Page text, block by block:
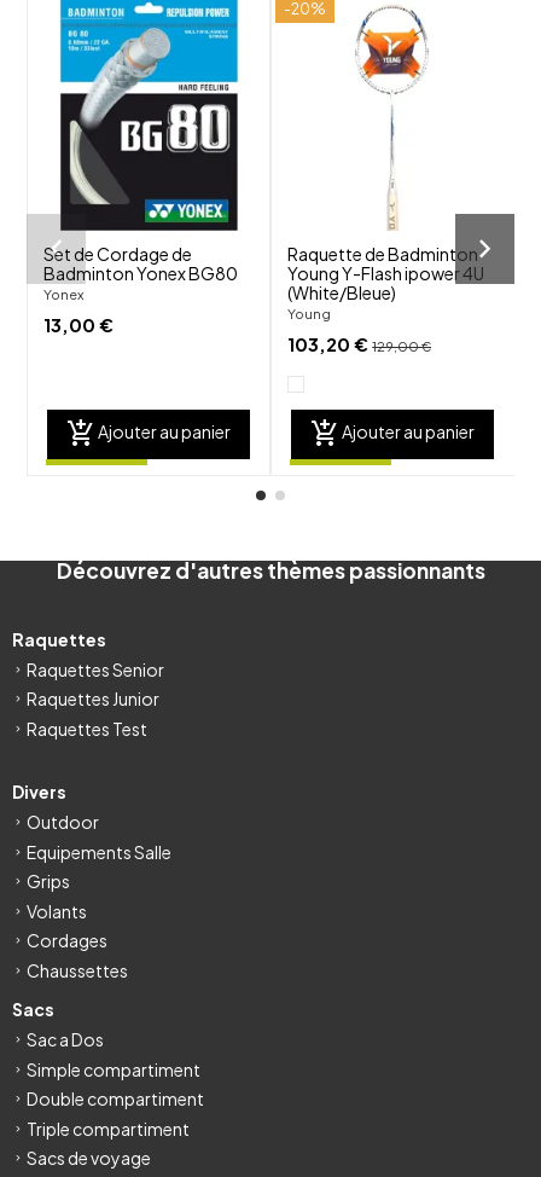
shuffle
favorite_border
visibility
Set de Cordage de
Badminton Yonex BG80
Yonex
13,00 €
add_shopping_cart Ajouter au panier
-20%
Raquette de Badminton
Young Y-Flash ipower 4U
(White/Bleue)
Young
103,20 €129,00 €
add_shopping_cart Ajouter au panier
Découvrez d'autres thèmes passionnants
Raquettes
Raquettes Senior
Raquettes Junior
Raquettes Test
Divers
Outdoor
Equipements Salle
Grips
Volants
Cordages
Chaussettes
Sacs
Sac a Dos
Simple compartiment
Double compartiment
Triple compartiment
Sacs de voyage